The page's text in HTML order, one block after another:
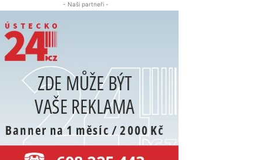
- Naši partneři -